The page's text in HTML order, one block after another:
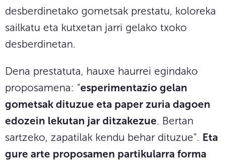
desberdinetako gometsak prestatu, koloreka
sailkatu eta kutxetan jarri gelako txoko
desberdinetan.
Dena prestatuta, hauxe haurrei egindako
proposamena: “esperimentazio gelan
gometsak dituzue eta paper zuria dagoen
edozein lekutan jar ditzakezue. Bertan
sartzeko, zapatilak kendu behar dituzue”. Eta
gure arte proposamen partikularra forma